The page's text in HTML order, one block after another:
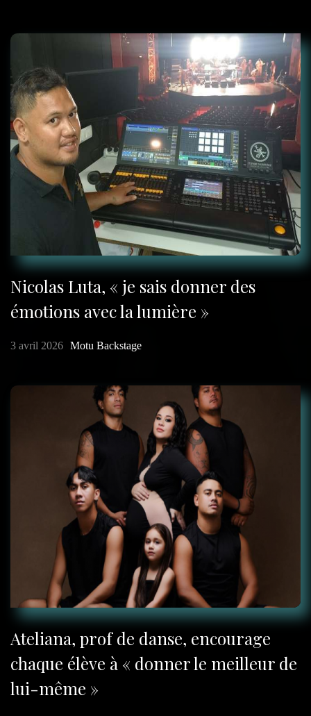
Nicolas Luta, « je sais donner des
émotions avec la lumière »
3 avril 2026 Motu Backstage
Ateliana, prof de danse, encourage
chaque élève à « donner le meilleur de
lui-même »